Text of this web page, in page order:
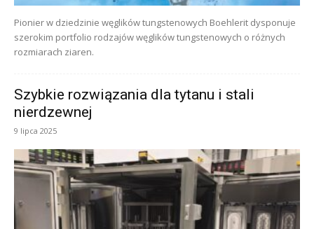
Pionier w dziedzinie węglików tungstenowych Boehlerit dysponuje
szerokim portfolio rodzajów węglików tungstenowych o różnych
rozmiarach ziaren.
Szybkie rozwiązania dla tytanu i stali
nierdzewnej
9 lipca 2025